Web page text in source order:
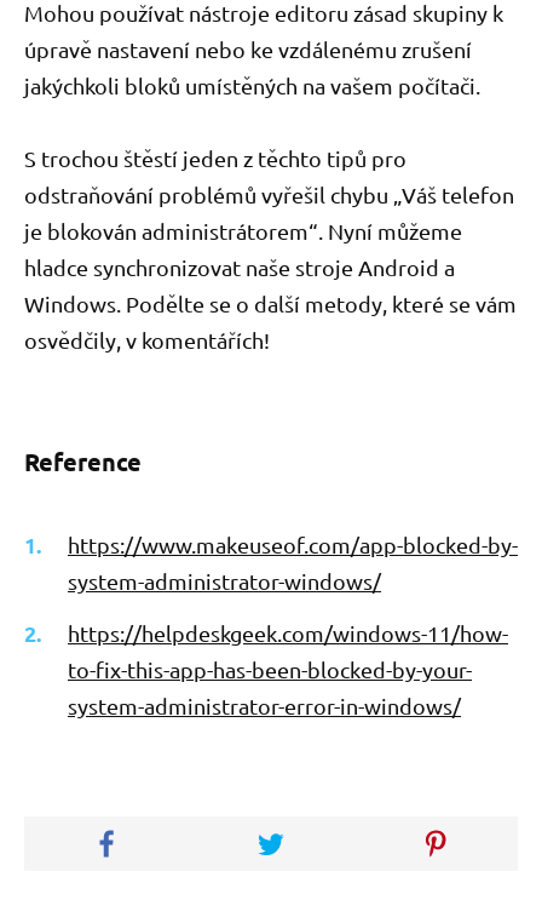
Mohou používat nástroje editoru zásad skupiny k
úpravě nastavení nebo ke vzdálenému zrušení
jakýchkoli bloků umístěných na vašem počítači.
S trochou štěstí jeden z těchto tipů pro
odstraňování problémů vyřešil chybu „Váš telefon
je blokován administrátorem“. Nyní můžeme
hladce synchronizovat naše stroje Android a
Windows. Podělte se o další metody, které se vám
osvědčily, v komentářích!
Reference
https://www.makeuseof.com/app-blocked-by-
system-administrator-windows/
https://helpdeskgeek.com/windows-11/how-
to-fix-this-app-has-been-blocked-by-your-
system-administrator-error-in-windows/